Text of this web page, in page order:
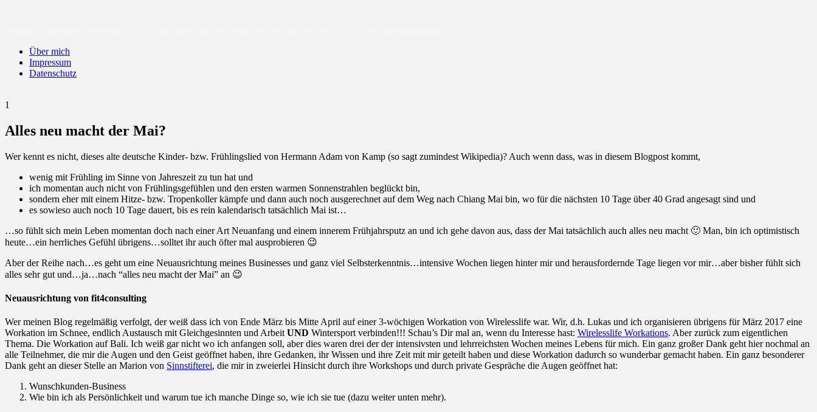
Über mich
Impressum
Datenschutz
1
Alles neu macht der Mai?
Wer kennt es nicht, dieses alte deutsche Kinder- bzw. Frühlingslied von Hermann Adam von Kamp (so sagt zumindest Wikipedia)? Auch wenn dass, was in diesem Blogpost kommt,
wenig mit Frühling im Sinne von Jahreszeit zu tun hat und
ich momentan auch nicht von Frühlingsgefühlen und den ersten warmen Sonnenstrahlen beglückt bin,
sondern eher mit einem Hitze- bzw. Tropenkoller kämpfe und dann auch noch ausgerechnet auf dem Weg nach Chiang Mai bin, wo für die nächsten 10 Tage über 40 Grad angesagt sind und
es sowieso auch noch 10 Tage dauert, bis es rein kalendarisch tatsächlich Mai ist…
…so fühlt sich mein Leben momentan doch nach einer Art Neuanfang und einem innerem Frühjahrsputz an und ich gehe davon aus, dass der Mai tatsächlich auch alles neu macht 🙂 Man, bin ich optimistisch
heute…ein herrliches Gefühl übrigens…solltet ihr auch öfter mal ausprobieren 😉
Aber der Reihe nach…es geht um eine Neuausrichtung meines Businesses und ganz viel Selbsterkenntnis…intensive Wochen liegen hinter mir und herausfordernde Tage liegen vor mir…aber bisher fühlt sich
alles sehr gut und…ja…nach “alles neu macht der Mai” an 😉
Neuausrichtung von fit4consulting
Wer meinen Blog regelmäßig verfolgt, der weiß dass ich von Ende März bis Mitte April auf einer 3-wöchigen Workation von Wirelesslife war. Wir, d.h. Lukas und ich organisieren übrigens für März 2017 eine
Workation im Schnee, endlich Austausch mit Gleichgesinnten und Arbeit UND Wintersport verbinden!!! Schau’s Dir mal an, wenn du Interesse hast: Wirelesslife Workations. Aber zurück zum eigentlichen
Thema. Die Workation auf Bali. Ich weiß gar nicht wo ich anfangen soll, aber dies waren drei der der intensivsten und lehrreichsten Wochen meines Lebens für mich. Ein ganz großer Dank geht hier nochmal an
alle Teilnehmer, die mir die Augen und den Geist geöffnet haben, ihre Gedanken, ihr Wissen und ihre Zeit mit mir geteilt haben und diese Workation dadurch so wunderbar gemacht haben. Ein ganz besonderer
Dank geht an dieser Stelle an Marion von Sinnstifterei, die mir in zweierlei Hinsicht durch ihre Workshops und durch private Gespräche die Augen geöffnet hat:
Wunschkunden-Business
Wie bin ich als Persönlichkeit und warum tue ich manche Dinge so, wie ich sie tue (dazu weiter unten mehr).